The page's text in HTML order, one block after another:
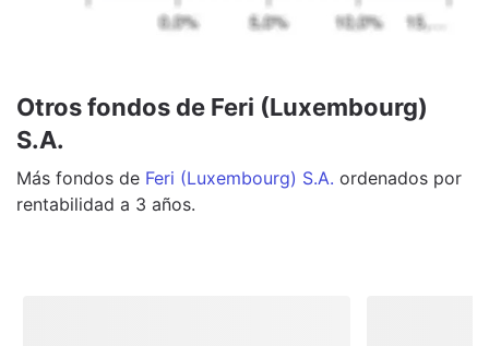
Otros fondos de Feri (Luxembourg)
S.A.
Más fondos de Feri (Luxembourg) S.A. ordenados por
rentabilidad a 3 años.